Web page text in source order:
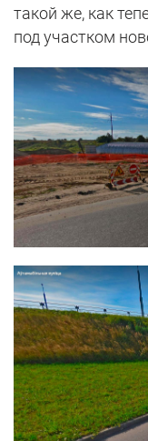
такой же, как
под участком